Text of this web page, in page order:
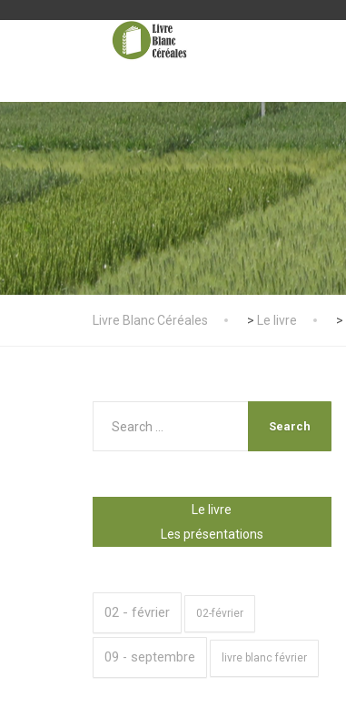
Livre Blanc Céréales > Le livre >
Le livre
Les présentations
02 - février 02-février
09 - septembre livre blanc février